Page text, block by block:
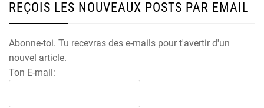
REÇOIS LES NOUVEAUX POSTS PAR EMAIL
Abonne-toi. Tu recevras des e-mails pour t'avertir d'un
nouvel article.
Ton E-mail: